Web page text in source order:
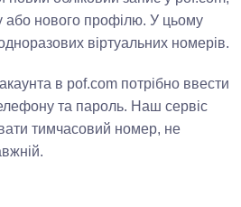
або нового профілю. У цьому
віртуальних номерів.
в pof.com потрібно ввести
та пароль. Наш сервіс
тимчасовий номер, не